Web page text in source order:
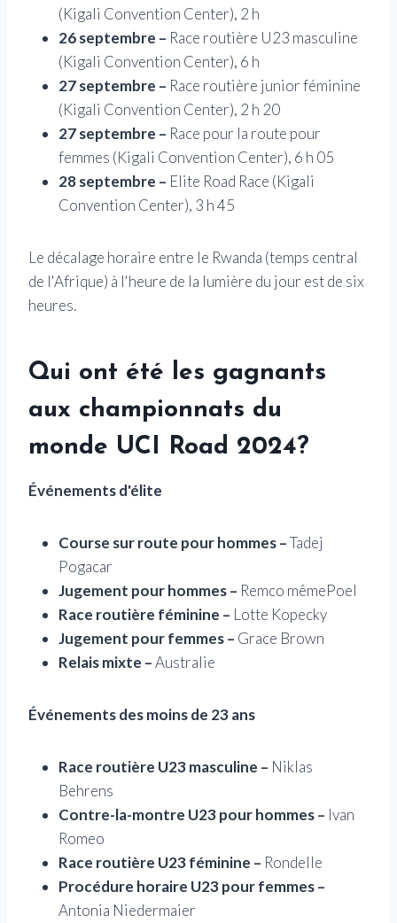
(Kigali Convention Center), 2 h
26 septembre – Race routière U23 masculine
(Kigali Convention Center), 6 h
27 septembre – Race routière junior féminine
(Kigali Convention Center), 2 h 20
27 septembre – Race pour la route pour
femmes (Kigali Convention Center), 6 h 05
28 septembre – Elite Road Race (Kigali
Convention Center), 3 h 45
Le décalage horaire entre le Rwanda (temps central
de l'Afrique) à l'heure de la lumière du jour est de six
heures.
Qui ont été les gagnants
aux championnats du
monde UCI Road 2024?
Événements d'élite
Course sur route pour hommes –Tadej
Pogacar
Jugement pour hommes – Remco mêmePoel
Race routière féminine – Lotte Kopecky
Jugement pour femmes – Grace Brown
Relais mixte –Australie
Événements des moins de 23 ans
Race routière U23 masculine – Niklas
Behrens
Contre-la-montre U23 pour hommes – Ivan
Romeo
Race routière U23 féminine – Rondelle
Procédure horaire U23 pour femmes –
Antonia Niedermaier